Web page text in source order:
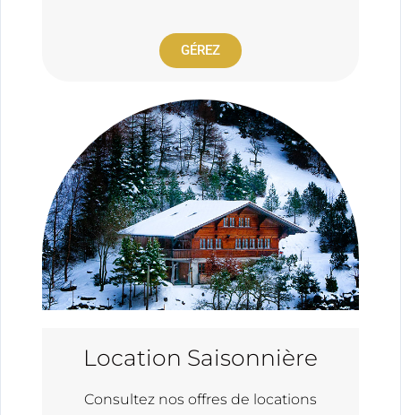
GÉREZ
Location Saisonnière
Consultez nos offres de locations